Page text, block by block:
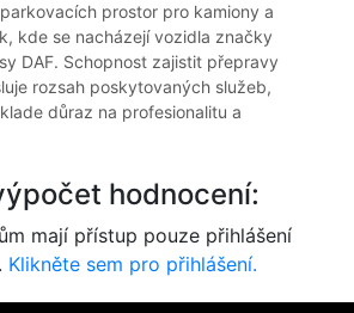
prostor pro kamiony a
kde se nacházejí vozidla značky
DAF. Schopnost zajistit přepravy
rozsah poskytovaných služeb,
důraz na profesionalitu a
hodnocení:
mají přístup pouze přihlášení
Klikněte sem pro přihlášení.